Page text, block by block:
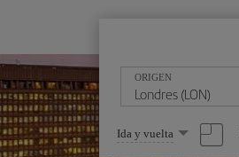
ORIGEN
Seleccione
una
Ida y vuelta